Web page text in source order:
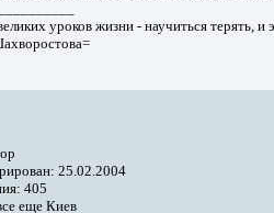
уроков жизни - научиться терять,
25.02.2004
405
еще Киев